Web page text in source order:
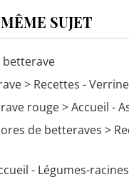
SUJET
betterave
> Recettes -
rouge> Accueil -
de betteraves >
- Légumes-racines